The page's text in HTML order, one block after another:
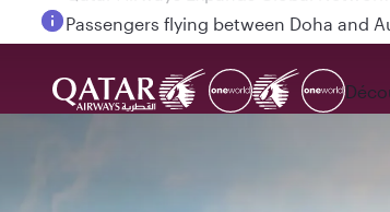
Passengers flying between Doha and